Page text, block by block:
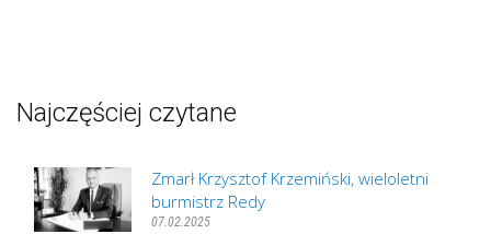
Najczęściej czytane
Zmarł Krzysztof Krzemiński, wieloletni
burmistrz Redy
07.02.2025